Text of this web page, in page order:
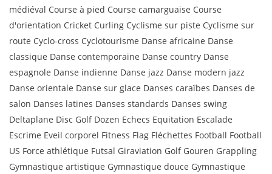
médiéval Course à pied Course camarguaise Course
d'orientation Cricket Curling Cyclisme sur piste Cyclisme sur
route Cyclo-cross Cyclotourisme Danse africaine Danse
classique Danse contemporaine Danse country Danse
espagnole Danse indienne Danse jazz Danse modern jazz
Danse orientale Danse sur glace Danses caraïbes Danses de
salon Danses latines Danses standards Danses swing
Deltaplane Disc Golf Dozen Echecs Equitation Escalade
Escrime Eveil corporel Fitness Flag Fléchettes Football Football
US Force athlétique Futsal Giraviation Golf Gouren Grappling
Gymnastique artistique Gymnastique douce Gymnastique